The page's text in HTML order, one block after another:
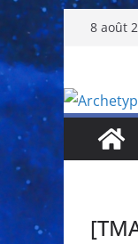
Passer
contenu
8 août